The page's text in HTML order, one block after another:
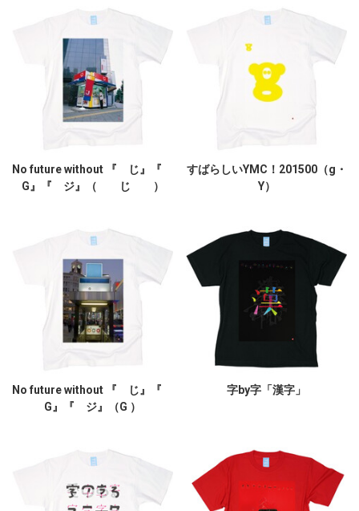
No future without 『 じ』『
G』『 ジ』（ じ ）
すばらしいYMC！201500（g・
Y）
No future without 『 じ』『
G』『 ジ』（G ）
字by字「漢字」